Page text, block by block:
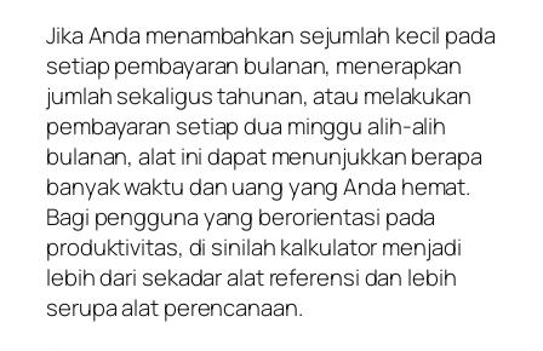
Jika Anda menambahkan sejumlah kecil pada
setiap pembayaran bulanan, menerapkan
jumlah sekaligus tahunan, atau melakukan
pembayaran setiap dua minggu alih-alih
bulanan, alat ini dapat menunjukkan berapa
banyak waktu dan uang yang Anda hemat.
Bagi pengguna yang berorientasi pada
produktivitas, di sinilah kalkulator menjadi
lebih dari sekadar alat referensi dan lebih
serupa alat perencanaan.